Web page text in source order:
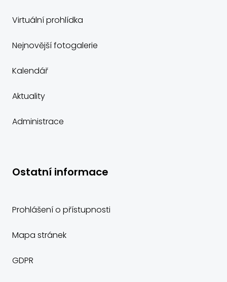
Virtuální prohlídka
Nejnovější fotogalerie
Kalendář
Aktuality
Administrace
Ostatní informace
Prohlášení o přístupnosti
Mapa stránek
GDPR